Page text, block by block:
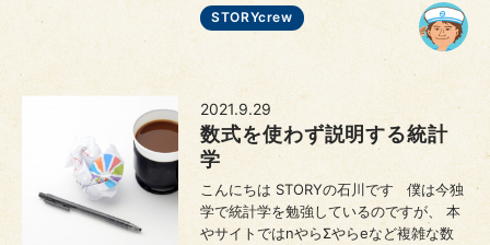
STORYcrew
2021.9.29
数式を使わず説明する統計
学
こんにちは STORYの石川です 僕は今独
学で統計学を勉強しているのですが、 本
やサイトではnやらΣやらeなど複雑な数